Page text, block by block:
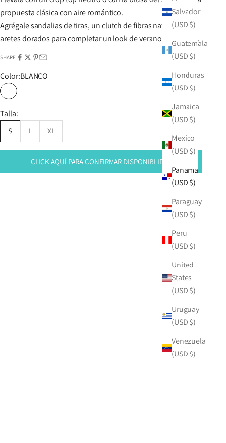
Salvador
(USD $)
Guatemala
(USD $)
Honduras
(USD $)
Jamaica
(USD $)
Mexico
(USD $)
Panama
(USD $)
Paraguay
(USD $)
Peru
(USD $)
United
States
(USD $)
Uruguay
(USD $)
Venezuela
(USD $)
propuesta clásica con aire romántico.
Agrégale sandalias de tiras, un clutch de fibras naturales y
aretes dorados para completar un look de verano impecable.
SHARE
Color:BLANCO
BLANCO
Talla:
S
L XL
CLICK AQUÍ PARA CONFIRMAR DISPONIBLIDAD